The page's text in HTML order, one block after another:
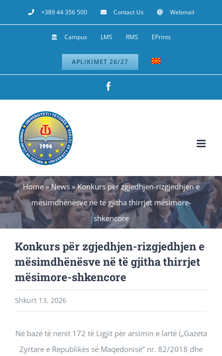
to
+389 44 356 500 Contact Us Webmail
Campus LMS RMS EPrints
APLIKIMET 26/27
Home»News»Konkurs për zgjedhjen-rizgjedhjen e
mësimdhënësve në të gjitha thirrjet mësimore-
shkencore
Konkurs për zgjedhjen-rizgjedhjen e
mësimdhënësve në të gjitha thirrjet
mësimore-shkencore
Shkurt 13, 2026
Në bazë të nenit 172 të Ligjit për arsimin e lartë („Gazeta
Zyrtare e Republikës së Maqedonisë” nr. 82/2018 dhe